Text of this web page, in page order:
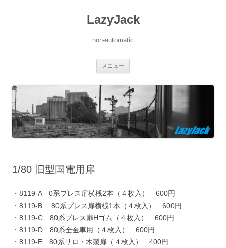
LazyJack
non-automatic
メニュー
ツ
へ
ス
キ
ッ
プ
1/80 旧型国電用扉
・8119-A 0系プレス扉横桟2本（４枚入） 600円
・8119-B 80系プレス扉横桟1本（４枚入） 600円
・8119-C 80系プレス扉Hゴム（４枚入） 600円
・8119-D 80系全金車用（４枚入） 600円
・8119-E 80系サロ・木製扉（４枚入） 400円